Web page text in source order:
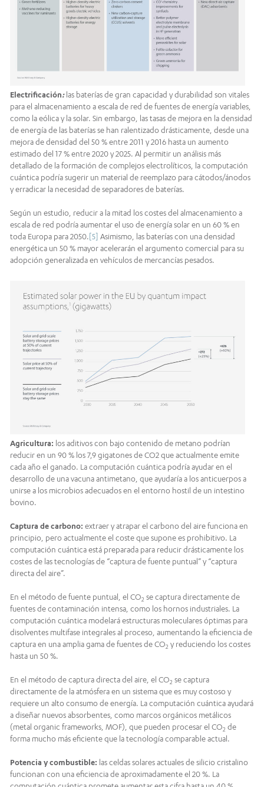
Electrificación:las baterías de gran capacidad y durabilidad son vitales
para el almacenamiento a escala de red de fuentes de energía variables,
como la eólica y la solar. Sin embargo, las tasas de mejora en la densidad
de energía de las baterías se han ralentizado drásticamente, desde una
mejora de densidad del 50 % entre 2011 y 2016 hasta un aumento
estimado del 17 % entre 2020 y 2025. Al permitir un análisis más
detallado de la formación de complejos electrolíticos, la computación
cuántica podría sugerir un material de reemplazo para cátodos/ánodos
y erradicar la necesidad de separadores de baterías.
Según un estudio, reducir a la mitad los costes del almacenamiento a
escala de red podría aumentar el uso de energía solar en un 60 % en
toda Europa para 2050.[5] Asimismo, las baterías con una densidad
energética un 50 % mayor acelerarán el argumento comercial para su
adopción generalizada en vehículos de mercancías pesados.
Agricultura: los aditivos con bajo contenido de metano podrían
reducir en un 90 % los 7,9 gigatones de CO2 que actualmente emite
cada año el ganado. La computación cuántica podría ayudar en el
desarrollo de una vacuna antimetano, que ayudaría a los anticuerpos a
unirse a los microbios adecuados en el entorno hostil de un intestino
bovino.
Captura de carbono: extraer y atrapar el carbono del aire funciona en
principio, pero actualmente el coste que supone es prohibitivo. La
computación cuántica está preparada para reducir drásticamente los
costes de las tecnologías de “captura de fuente puntual” y “captura
directa del aire”.
En el método de fuente puntual, el CO2 se captura directamente de
fuentes de contaminación intensa, como los hornos industriales. La
computación cuántica modelará estructuras moleculares óptimas para
disolventes multifase integrales al proceso, aumentando la eficiencia de
captura en una amplia gama de fuentes de CO2 y reduciendo los costes
hasta un 50 %.
En el método de captura directa del aire, el CO2 se captura
directamente de la atmósfera en un sistema que es muy costoso y
requiere un alto consumo de energía. La computación cuántica ayudará
a diseñar nuevos absorbentes, como marcos orgánicos metálicos
(metal organic frameworks, MOF), que pueden procesar el CO2 de
forma mucho más eficiente que la tecnología comparable actual.
Potencia y combustible: las celdas solares actuales de silicio cristalino
funcionan con una eficiencia de aproximadamente el 20 %. La